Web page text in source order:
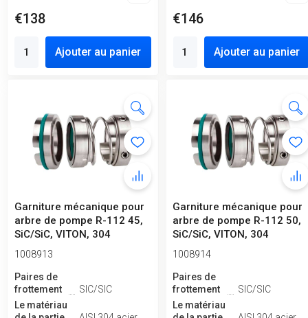
€138
Ajouter au panier
€146
Ajouter au panier
Garniture mécanique pour
arbre de pompe R-112 45,
SiC/SiC, VITON, 304
1008913
Paires de
frottement
SIC/SIC
Le matériau
Garniture mécanique pour
arbre de pompe R-112 50,
SiC/SiC, VITON, 304
1008914
Paires de
frottement
SIC/SIC
Le matériau